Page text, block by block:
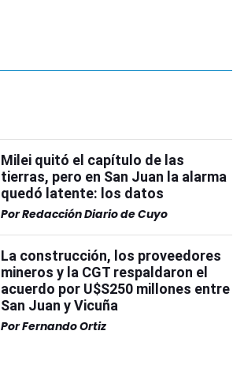
Milei quitó el capítulo de las
tierras, pero en San Juan la alarma
quedó latente: los datos
PorRedacción Diario de Cuyo
La construcción, los proveedores
mineros y la CGT respaldaron el
acuerdo por U$S250 millones entre
San Juan y Vicuña
PorFernando Ortiz